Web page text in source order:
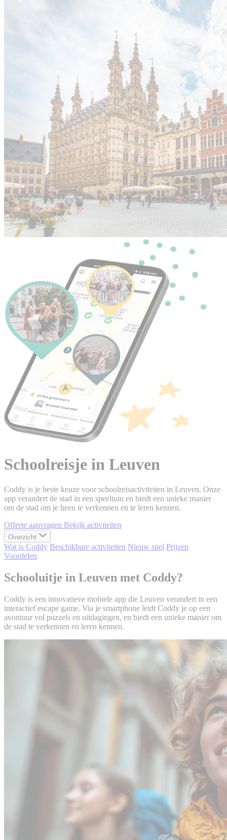
Schoolreisje in Leuven
Coddy is je beste keuze voor schoolreisactiviteiten in Leuven. Onze
app verandert de stad in een speeltuin en biedt een unieke manier
om de stad om je heen te verkennen en te leren kennen.
Offerte aanvragen Bekijk activiteiten
Overzicht
Wat is Coddy Beschikbare activiteiten Nieuw spel Prijzen
Voordelen
Schooluitje in Leuven met Coddy?
Coddy is een innovatieve mobiele app die Leuven verandert in een
interactief escape game. Via je smartphone leidt Coddy je op een
avontuur vol puzzels en uitdagingen, en biedt een unieke manier om
de stad te verkennen en leren kennen.